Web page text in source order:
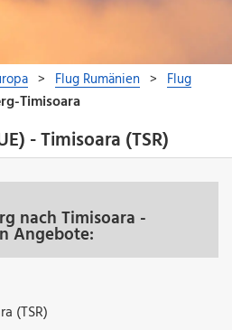
- Timisoara (TSR)
nach Timisoara -
Angebote:
(TSR)